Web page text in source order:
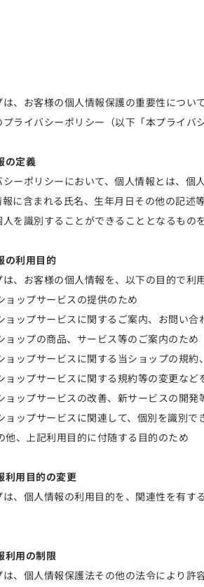
は、お客様の個人情報保護の重要性につ
ライバシーポリシー（以下「本プライバ
の定義
ーポリシーにおいて、個人情報とは、個
報に含まれる氏名、生年月日その他の記述
人を識別することができることとなるもの
の利用目的
、お客様の個人情報を、以下の目的で利
ョップサービスの提供のため
ョップサービスに関するご案内、お問い
ョップの商品、サービス等のご案内のため
ョップサービスに関する当ショップの規
ョップサービスに関する規約等の変更など
ョップサービスの改善、新サービスの開発
ョップサービスに関連して、個別を識別
他、上記利用目的に付随する目的のため
利用目的の変更
は、個人情報の利用目的を、関連性を有
利用の制限
は、個人情報保護法その他の法令により許